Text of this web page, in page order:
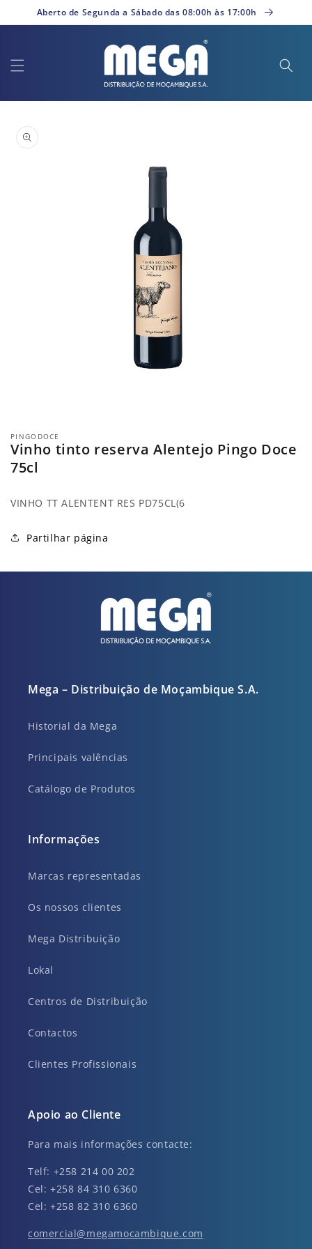
para o
conteúdo
Aberto de Segunda a Sábado das 08:00h às 17:00h
informação
multimédia
1
modal
PINGODOCE
Vinho tinto reserva Alentejo Pingo Doce
75cl
VINHO TT ALENTENT RES PD75CL(6
Partilhar página
Mega – Distribuição de Moçambique S.A.
Historial da Mega
Principais valências
Catálogo de Produtos
Informações
Marcas representadas
Os nossos clientes
Mega Distribuição
Lokal
Centros de Distribuição
Contactos
Clientes Profissionais
Apoio ao Cliente
Para mais informações contacte:
Telf: +258 214 00 202
Cel: +258 84 310 6360
Cel: +258 82 310 6360
comercial@megamocambique.com